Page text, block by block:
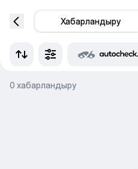
Хабарландыру
0 хабарландыру